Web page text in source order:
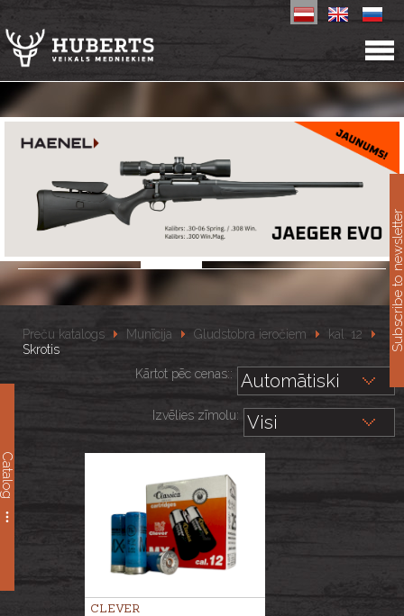
Catalog
Preču katalogs Munīcija Gludstobra ieročiem
kal. 12
Skrotis
Kārtot pēc cenas::
Izvēlies zīmolu:
CLEVER
Subscribe